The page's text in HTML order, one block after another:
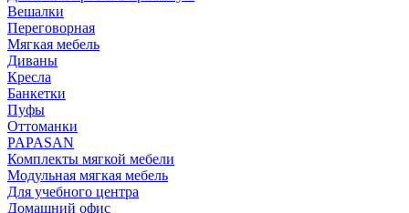
Вешалки
Переговорная
Мягкая мебель
Диваны
Кресла
Банкетки
Пуфы
Оттоманки
PAPASAN
Комплекты мягкой мебели
Модульная мягкая мебель
Для учебного центра
Домашний офис